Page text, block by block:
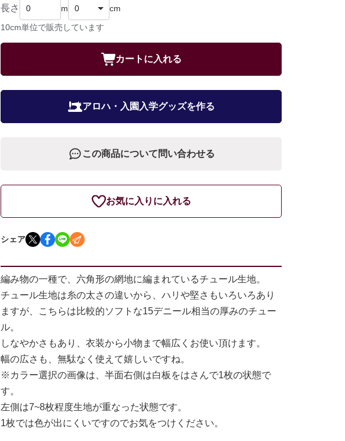
長さ m cm
10cm単位で販売しています
カートに入れる
アロハ・入園入学グッズを作る
この商品について問い合わせる
お気に入りに入れる
シェア
編み物の一種で、六角形の網地に編まれているチュール生地。
チュール生地は糸の太さの違いから、ハリや堅さもいろいろあり
ますが、こちらは比較的ソフトな15デニール相当の厚みのチュー
ル。
しなやかさもあり、衣装から小物まで幅広くお使い頂けます。
幅の広さも、無駄なく使えて嬉しいですね。
※カラー選択の画像は、半面右側は白板をはさんで1枚の状態で
す。
左側は7~8枚程度生地が重なった状態です。
1枚では色が出にくいですのでお気をつけください。